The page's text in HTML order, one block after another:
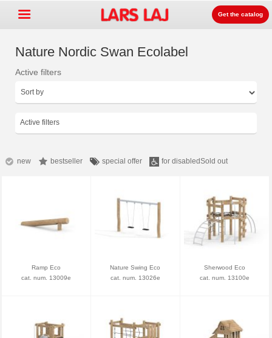
운동장 장비
Surface +
카달로그 주문
Lars Laj on Facebook
Get the catalog
Nature Nordic Swan Ecolabel
Active filters
Active filters
new bestseller special offer for disabledSold out
Ramp Eco
cat. num. 13009e
Nature Swing Eco
cat. num. 13026e
Sherwood Eco
cat. num. 13100e